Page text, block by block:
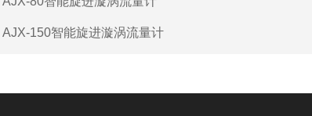
AJX-150智能旋进漩涡流量计